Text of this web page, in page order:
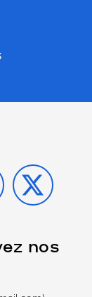
X
nos